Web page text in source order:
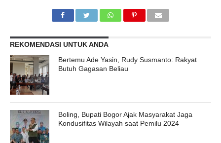
REKOMENDASI UNTUK ANDA
Bertemu Ade Yasin, Rudy Susmanto: Rakyat
Butuh Gagasan Beliau
Boling, Bupati Bogor Ajak Masyarakat Jaga
Kondusifitas Wilayah saat Pemilu 2024